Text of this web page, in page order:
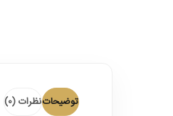
توضیحاتنظرات (0)